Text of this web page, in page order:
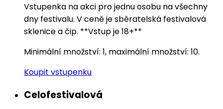
Vstupenka na akci pro jednu osobu na všechny
dny festivalu. V ceně je sběratelská festivalová
sklenice a čip. **Vstup je 18+**
Minimální množství: 1, maximální množství: 10.
Koupit vstupenku
Celofestivalová